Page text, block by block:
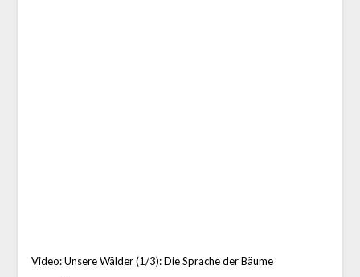
Video: Unsere Wälder (1/3): Die Sprache der Bäume